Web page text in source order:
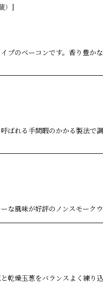
]
プのベーコンです。香り豊
ばれる手間暇のかかる製法
な風味が好評のノンスモーク
乾燥玉葱をバランスよく練